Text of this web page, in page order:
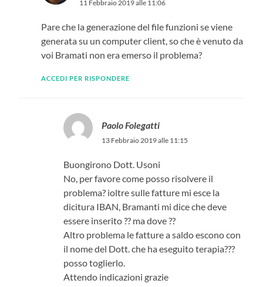
11 Febbraio 2019 alle 11:06
Pare che la generazione del file funzioni se viene
generata su un computer client, so che è venuto da
voi Bramati non era emerso il problema?
ACCEDI PER RISPONDERE
Paolo Folegatti
13 Febbraio 2019 alle 11:15
Buongirono Dott. Usoni
No, per favore come posso risolvere il
problema? ioltre sulle fatture mi esce la
dicitura IBAN, Bramanti mi dice che deve
essere inserito ?? ma dove ??
Altro problema le fatture a saldo escono con
il nome del Dott. che ha eseguito terapia???
posso toglierlo.
Attendo indicazioni grazie